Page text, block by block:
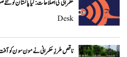
حکمرانی کی اصلاحات: کیا پاکستان کو
Desk
ناقص طرزِ حکمرانی نے مون سون کو آفت